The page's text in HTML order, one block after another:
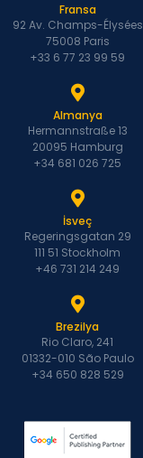
Fransa
92 Av. Champs-Élysées
75008 Paris
+33 6 77 23 99 59
Almanya
Hermannstraße 13
20095 Hamburg
+34 681 026 725
İsveç
Regeringsgatan 29
111 51 Stockholm
+46 731 214 249
Brezilya
Rio Claro, 241
01332-010 São Paulo
+34 650 828 529